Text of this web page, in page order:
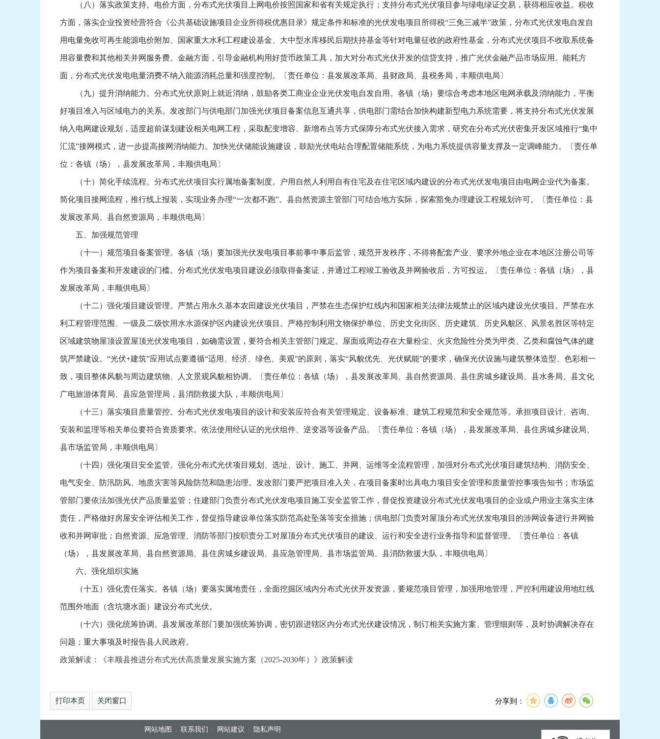
（八）落实政策支持。电价方面，分布式光伏项目上网电价按照国家和省有关规定执行；支持分布式光伏项目参与绿电绿证交易，获得相应收益。税收
方面，落实企业投资经营符合《公共基础设施项目企业所得税优惠目录》规定条件和标准的光伏发电项目所得税“三免三减半”政策，分布式光伏发电自发自
用电量免收可再生能源电价附加、国家重大水利工程建设基金、大中型水库移民后期扶持基金等针对电量征收的政府性基金，分布式光伏项目不收取系统备
用容量费和其他相关并网服务费。金融方面，引导金融机构用好货币政策工具，加大对分布式光伏开发的信贷支持，推广光伏金融产品市场应用。能耗方
面，分布式光伏发电电量消费不纳入能源消耗总量和强度控制。〔责任单位：县发展改革局、县财政局、县税务局，丰顺供电局〕
（九）提升消纳能力。分布式光伏原则上就近消纳，鼓励各类工商业企业光伏发电自发自用。各镇（场）要综合考虑本地区电网承载及消纳能力，平衡
好项目准入与区域电力的关系。发改部门与供电部门加强光伏项目备案信息互通共享，供电部门需结合加快构建新型电力系统需要，将支持分布式光伏发展
纳入电网建设规划，适度超前谋划建设相关电网工程，采取配变增容、新增布点等方式保障分布式光伏接入需求，研究在分布式光伏密集开发区域推行“集中
汇流”接网模式，进一步提高接网消纳能力。加快光伏储能设施建设，鼓励光伏电站合理配置储能系统，为电力系统提供容量支撑及一定调峰能力。〔责任单
位：各镇（场），县发展改革局，丰顺供电局〕
（十）简化手续流程。分布式光伏项目实行属地备案制度。户用自然人利用自有住宅及在住宅区域内建设的分布式光伏发电项目由电网企业代为备案。
简化项目接网流程，推行线上报装，实现业务办理“一次都不跑”。县自然资源主管部门可结合地方实际，探索豁免办理建设工程规划许可。〔责任单位：县
发展改革局、县自然资源局，丰顺供电局〕
五、加强规范管理
（十一）规范项目备案管理。各镇（场）要加强光伏发电项目事前事中事后监管，规范开发秩序，不得将配套产业、要求外地企业在本地区注册公司等
作为项目备案和开发建设的门槛。分布式光伏发电项目建设必须取得备案证，并通过工程竣工验收及并网验收后，方可投运。〔责任单位：各镇（场），县
发展改革局，丰顺供电局〕
（十二）强化项目建设管理。严禁占用永久基本农田建设光伏项目，严禁在生态保护红线内和国家相关法律法规禁止的区域内建设光伏项目。严禁在水
利工程管理范围、一级及二级饮用水水源保护区内建设光伏项目。严格控制利用文物保护单位、历史文化街区、历史建筑、历史风貌区、风景名胜区等特定
区域建筑物屋顶设置屋顶光伏发电项目，如确需设置，要符合相关主管部门规定。屋面或周边存在大量粉尘、火灾危险性分类为甲类、乙类和腐蚀气体的建
筑严禁建设。“光伏+建筑”应用试点要遵循“适用、经济、绿色、美观”的原则，落实“风貌优先、光伏赋能”的要求，确保光伏设施与建筑整体造型、色彩相一
致，项目整体风貌与周边建筑物、人文景观风貌相协调。〔责任单位：各镇（场），县发展改革局、县自然资源局、县住房城乡建设局、县水务局、县文化
广电旅游体育局、县应急管理局，县消防救援大队，丰顺供电局〕
（十三）落实项目质量管控。分布式光伏发电项目的设计和安装应符合有关管理规定、设备标准、建筑工程规范和安全规范等。承担项目设计、咨询、
安装和监理等相关单位要符合资质要求。依法使用经认证的光伏组件、逆变器等设备产品。〔责任单位：各镇（场），县发展改革局、县住房城乡建设局、
县市场监管局，丰顺供电局〕
（十四）强化项目安全监管。强化分布式光伏项目规划、选址、设计、施工、并网、运维等全流程管理，加强对分布式光伏项目建筑结构、消防安全、
电气安全、防汛防风、地质灾害等风险防范和隐患治理。发改部门要严把项目准入关，在项目备案时出具电力项目安全管理和质量管控事项告知书；市场监
管部门要依法加强光伏产品质量监管；住建部门负责分布式光伏发电项目施工安全监管工作，督促投资建设分布式光伏发电项目的企业或户用业主落实主体
责任，严格做好房屋安全评估相关工作，督促指导建设单位落实防范高处坠落等安全措施；供电部门负责对屋顶分布式光伏发电项目的涉网设备进行并网验
收和并网审批；自然资源、应急管理、消防等部门按职责分工对屋顶分布式光伏项目的建设、运行和安全进行业务指导和监督管理。〔责任单位：各镇
（场），县发展改革局、县自然资源局、县住房城乡建设局、县应急管理局、县市场监管局、县消防救援大队，丰顺供电局〕
六、强化组织实施
（十五）强化责任落实。各镇（场）要落实属地责任，全面挖掘区域内分布式光伏开发资源，要规范项目管理，加强用地管理，严控利用建设用地红线
范围外地面（含坑塘水面）建设分布式光伏。
（十六）强化统筹协调。县发展改革部门要加强统筹协调，密切跟进辖区内分布式光伏建设情况，制订相关实施方案、管理细则等，及时协调解决存在
问题；重大事项及时报告县人民政府。
政策解读：《丰顺县推进分布式光伏高质量发展实施方案（2025-2030年）》政策解读
打印本页 关闭窗口 分享到：
网站地图 联系我们 网站建议 隐私声明